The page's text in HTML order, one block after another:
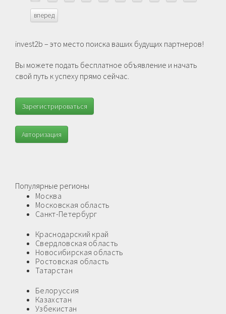
вперед
invest2b – это место поиска ваших будущих партнеров!
Вы можете подать бесплатное объявление и начать
свой путь к успеху прямо сейчас.
Зарегистрироваться
Авторизация
Популярные регионы
Москва
Московская область
Санкт-Петербург
Краснодарский край
Свердловская область
Новосибирская область
Ростовская область
Татарстан
Белоруссия
Казахстан
Узбекистан